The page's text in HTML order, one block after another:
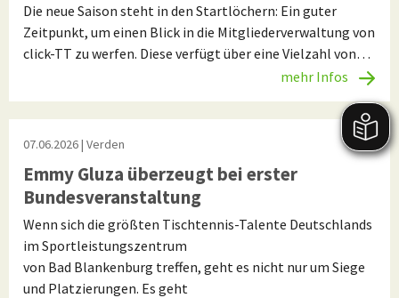
Die neue Saison steht in den Startlöchern: Ein guter
Zeitpunkt, um einen Blick in die Mitgliederverwaltung von
click-TT zu werfen. Diese verfügt über eine Vielzahl von…
mehr Infos
07.06.2026| Verden
Emmy Gluza überzeugt bei erster
Bundesveranstaltung
Wenn sich die größten Tischtennis-Talente Deutschlands
im Sportleistungszentrum
von Bad Blankenburg treffen, geht es nicht nur um Siege
und Platzierungen. Es geht